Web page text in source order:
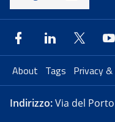
About Tags Privacy &
Indirizzo:Via del